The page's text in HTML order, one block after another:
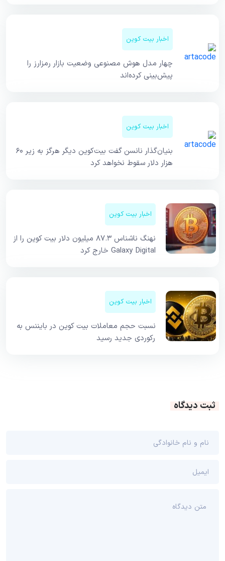
اخبار بیت کوین
چهار مدل هوش مصنوعی وضعیت بازار رمزارز را
پیش‌بینی کرده‌اند
اخبار بیت کوین
بنیان‌گذار نانسن گفت بیت‌کوین دیگر هرگز به زیر ۶۰
هزار دلار سقوط نخواهد کرد
اخبار بیت کوین
نهنگ ناشناس ۸۷.۳ میلیون دلار بیت کوین را از
Galaxy Digital خارج کرد
اخبار بیت کوین
نسبت حجم معاملات بیت کوین در بایننس به
رکوردی جدید رسید
ثبت دیدگاه